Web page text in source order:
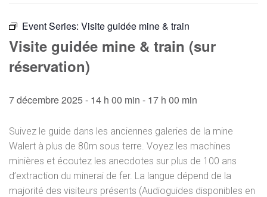
Event Series: Visite guidée mine & train
Visite guidée mine & train (sur
réservation)
7 décembre 2025 - 14 h 00 min - 17 h 00 min
Suivez le guide dans les anciennes galeries de la mine
Walert à plus de 80m sous terre. Voyez les machines
minières et écoutez les anecdotes sur plus de 100 ans
d’extraction du minerai de fer. La langue dépend de la
majorité des visiteurs présents (Audioguides disponibles en